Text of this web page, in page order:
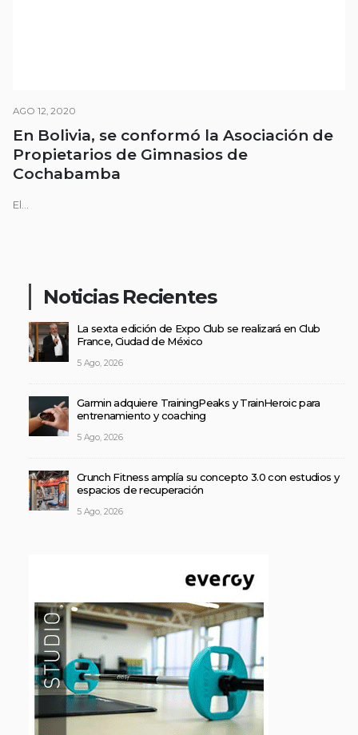
AGO 12, 2020
En Bolivia, se conformó la Asociación de
Propietarios de Gimnasios de
Cochabamba
El...
Noticias Recientes
La sexta edición de Expo Club se realizará en Club
France, Ciudad de México
5 Ago, 2026
Garmin adquiere TrainingPeaks y TrainHeroic para
entrenamiento y coaching
5 Ago, 2026
Crunch Fitness amplía su concepto 3.0 con estudios y
espacios de recuperación
5 Ago, 2026